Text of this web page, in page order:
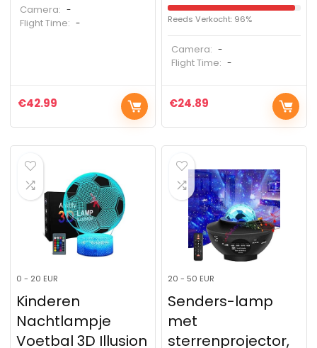
Camera: -
Flight Time: -
€42.99
Reeds Verkocht: 96%
Camera: -
Flight Time: -
€24.89
0 - 20 EUR
Kinderen
Nachtlampje
Voetbal 3D Illusion
20 - 50 EUR
Senders-lamp
met
sterrenprojector,